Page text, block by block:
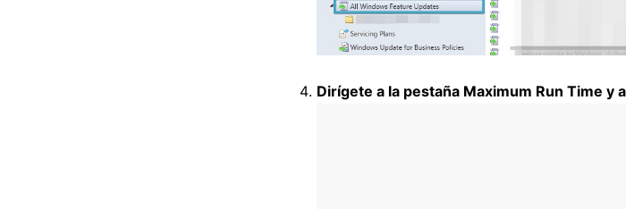
Dirígete a la pestaña Maximum Run Time y